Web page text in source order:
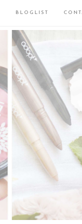
BLOGLIST